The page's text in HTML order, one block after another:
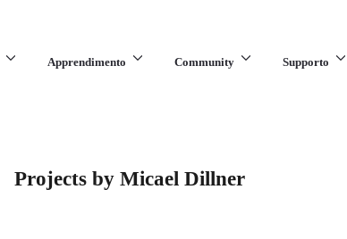
Apprendimento Community Supporto
Projects by Micael Dillner